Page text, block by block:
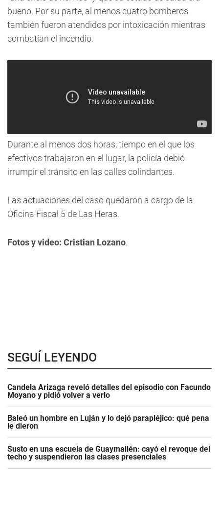
bueno. Por su parte, al menos cuatro bomberos
también fueron atendidos por intoxicación mientras
combatían el incendio.
Durante al menos dos horas, tiempo en el que los
efectivos trabajaron en el lugar, la policía debió
irrumpir el tránsito en las calles colindantes.
Las actuaciones del caso quedaron a cargo de la
Oficina Fiscal 5 de Las Heras.
Fotos y video: Cristian Lozano.
SEGUÍ LEYENDO
Candela Arizaga reveló detalles del episodio con Facundo
Moyano y pidió volver a verlo
Baleó un hombre en Luján y lo dejó parapléjico: qué pena
le dieron
Susto en una escuela de Guaymallén: cayó el revoque del
techo y suspendieron las clases presenciales